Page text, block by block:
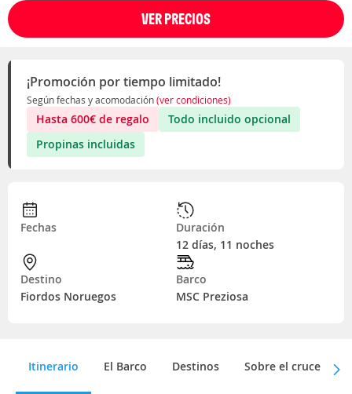
VER PRECIOS
¡Promoción por tiempo limitado!
Según fechas y acomodación(ver condiciones)
Hasta 600€ de regalo
Todo incluido opcional
Propinas incluidas
Fechas
Duración
12 días, 11 noches
Destino
Fiordos Noruegos
Barco
MSC Preziosa
Itinerario El Barco Destinos Sobre el crucero